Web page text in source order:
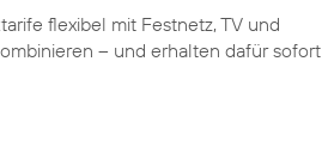
flexibel mit Festnetz, TV und
– und erhalten dafür sofort